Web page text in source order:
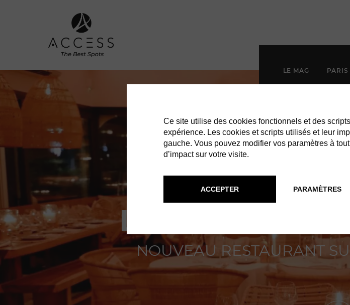
LE MAG PARIS
LA PETITE
NOUVEAU RESTAURANT
Ce site utilise des cookies fonctionnels et des
expérience. Les cookies et scripts utilisés et leur
gauche. Vous pouvez modifier vos paramètres à
d’impact sur votre visite.
PARAMÈTRES
ACCEPTER